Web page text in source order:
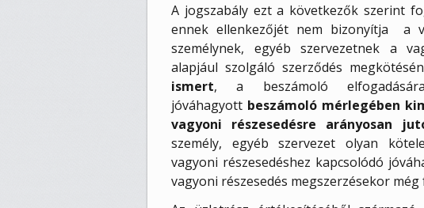
A jogszabály ezt a következők szerint
ennek ellenkezőjét nem bizonyítja a
személynek, egyéb szervezetnek a
alapjául szolgáló szerződés
ismert, a beszámoló
jóváhagyott beszámoló mérlegében
vagyoni részesedésre arányosan
személy, egyéb szervezet olyan
vagyoni részesedéshez kapcsolódó
vagyoni részesedés megszerzésekor még